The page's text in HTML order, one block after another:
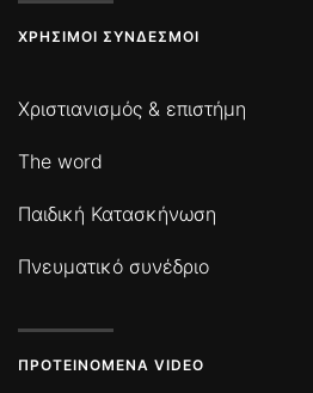
ΧΡΉΣΙΜΟΙ ΣΎΝΔΕΣΜΟΙ
Χριστιανισμός & επιστήμη
The word
Παιδική Κατασκήνωση
Πνευματικό συνέδριο
ΠΡΟΤΕΙΝΌΜΕΝΑ VIDEO